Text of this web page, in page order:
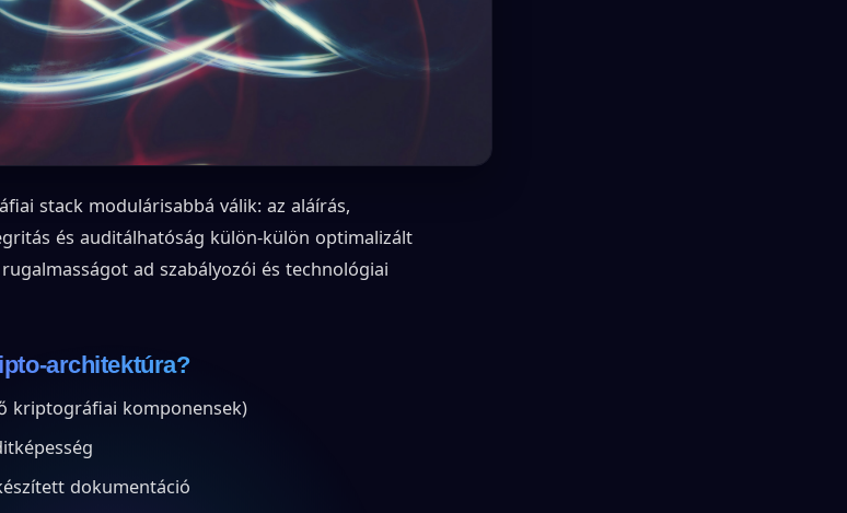
stack modulárisabbá válik: az aláírás,
és auditálhatóság külön-külön optimalizált
ad szabályozói és technológiai
architektúra?
kriptográfiai komponensek)
dokumentáció